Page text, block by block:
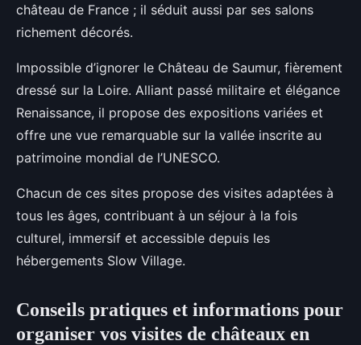
château de France ; il séduit aussi par ses salons
richement décorés.
Impossible d’ignorer le Château de Saumur, fièrement
dressé sur la Loire. Alliant passé militaire et élégance
Renaissance, il propose des expositions variées et
offre une vue remarquable sur la vallée inscrite au
patrimoine mondial de l’UNESCO.
Chacun de ces sites propose des visites adaptées à
tous les âges, contribuant à un séjour à la fois
culturel, immersif et accessible depuis les
hébergements Slow Village.
Conseils pratiques et informations pour
organiser vos visites de châteaux en